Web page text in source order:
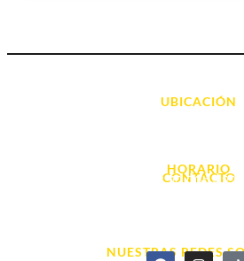
UBICACIÓN
HORARIO
L. - S. 10:00h a
CONTACTO
NUESTRAS REDES